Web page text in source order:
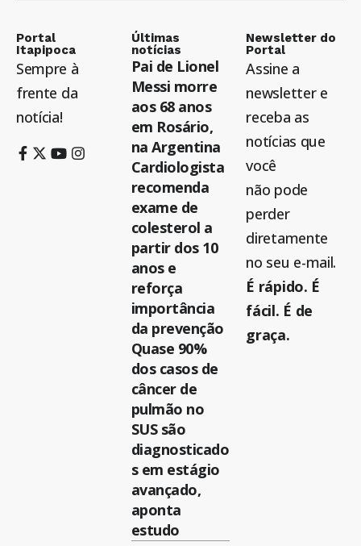
Portal
Itapipoca
Sempre à
frente da
notícia!
Últimas
notícias
Pai de Lionel
Messi morre
aos 68 anos
em Rosário,
na Argentina
Cardiologista
recomenda
exame de
colesterol a
partir dos 10
anos e
reforça
importância
da prevenção
Quase 90%
dos casos de
câncer de
pulmão no
SUS são
diagnosticado
s em estágio
avançado,
aponta
estudo
Newsletter do
Portal
Assine a
newsletter e
receba as
notícias que
você
não pode
perder
diretamente
no seu e-mail.
É rápido. É
fácil. É de
graça.